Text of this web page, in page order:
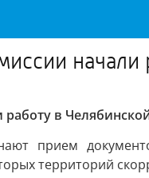
начали
в
прием
территорий